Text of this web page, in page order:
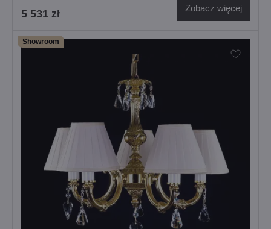
5 531 zł Zobacz więcej
Showroom